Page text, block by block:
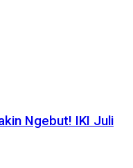
Ngebut! IKI Juli